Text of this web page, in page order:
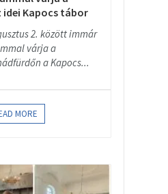
Kapocs tábor
2. között immár
várja a
a Kapocs...
MORE